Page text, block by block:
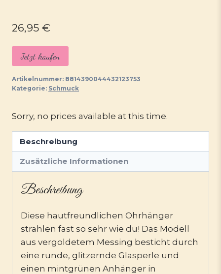
26,95 €
Jetzt kaufen
Artikelnummer: 8814390044432123753
Kategorie: Schmuck
Sorry, no prices available at this time.
Beschreibung
Zusätzliche Informationen
Beschreibung
Diese hautfreundlichen Ohrhänger
strahlen fast so sehr wie du! Das Modell
aus vergoldetem Messing besticht durch
eine runde, glitzernde Glasperle und
einen mintgrünen Anhänger in